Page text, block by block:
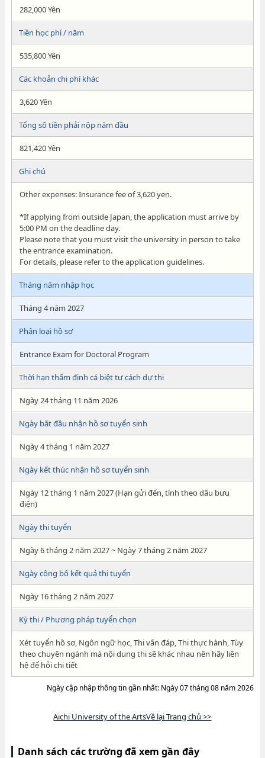
282,000 Yên
Tiền học phí / năm
535,800 Yên
Các khoản chi phí khác
3,620 Yên
Tổng số tiền phải nộp năm đầu
821,420 Yên
Ghi chú
Other expenses: Insurance fee of 3,620 yen.
*If applying from outside Japan, the application must arrive by
5:00 PM on the deadline day.
Please note that you must visit the university in person to take
the entrance examination.
For details, please refer to the application guidelines.
Tháng năm nhập học
Tháng 4 năm 2027
Phân loại hồ sơ
Entrance Exam for Doctoral Program
Thời hạn thẩm định cá biệt tư cách dự thi
Ngày 24 tháng 11 năm 2026
Ngày bắt đầu nhận hồ sơ tuyển sinh
Ngày 4 tháng 1 năm 2027
Ngày kết thúc nhận hồ sơ tuyển sinh
Ngày 12 tháng 1 năm 2027 (Hạn gửi đến, tính theo dấu bưu
điện)
Ngày thi tuyển
Ngày 6 tháng 2 năm 2027 ~ Ngày 7 tháng 2 năm 2027
Ngày công bố kết quả thi tuyển
Ngày 16 tháng 2 năm 2027
Kỳ thi / Phương pháp tuyển chọn
Xét tuyển hồ sơ, Ngôn ngữ học, Thi vấn đáp, Thi thực hành, Tùy
theo chuyên ngành mà nội dung thi sẽ khác nhau nên hãy liên
hệ để hỏi chi tiết
Ngày cập nhập thông tin gần nhất: Ngày 07 tháng 08 năm 2026
Aichi University of the ArtsVề lại Trang chủ >>
Danh sách các trường đã xem gần đây